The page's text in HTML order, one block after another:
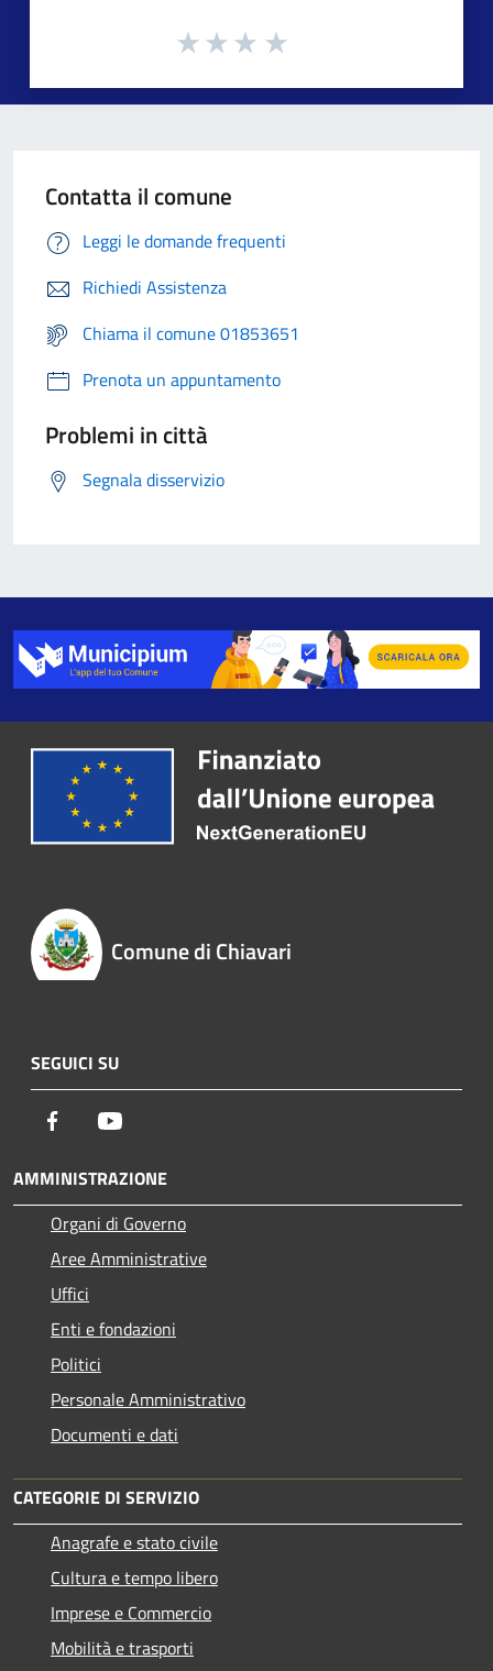
Contatta il comune
Leggi le domande frequenti
Richiedi Assistenza
Chiama il comune 01853651
Prenota un appuntamento
Problemi in città
Segnala disservizio
Comune di Chiavari
SEGUICI SU
Facebook
AMMINISTRAZIONE
Organi di Governo
Aree Amministrative
Uffici
Enti e fondazioni
Politici
Personale Amministrativo
Documenti e dati
CATEGORIE DI SERVIZIO
Anagrafe e stato civile
Cultura e tempo libero
Imprese e Commercio
Mobilità e trasporti